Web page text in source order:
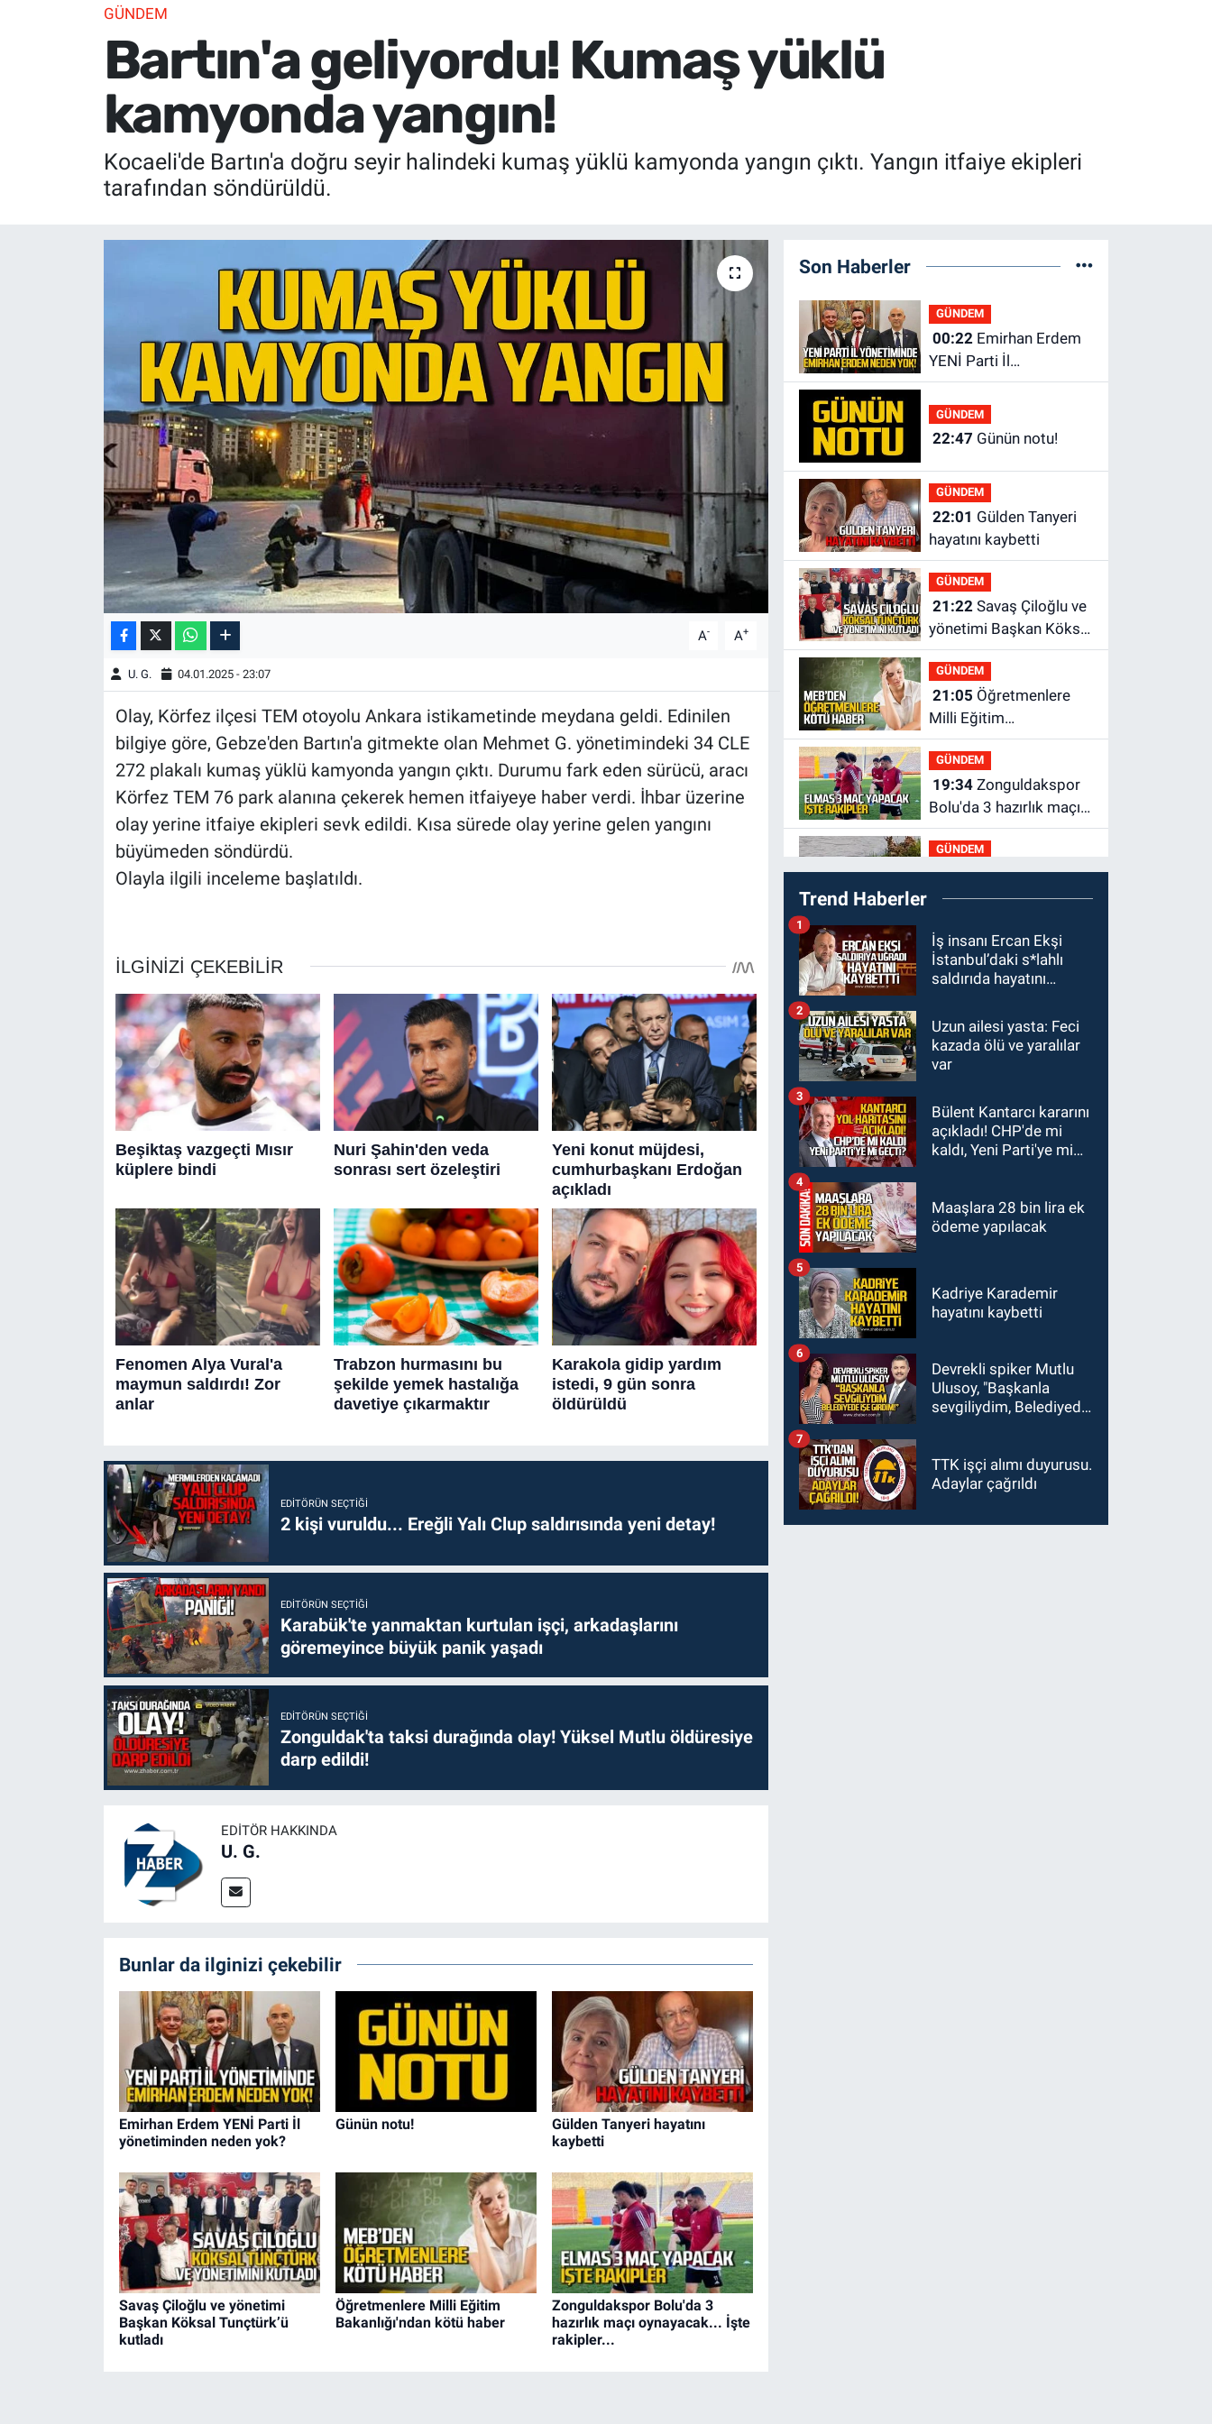
GÜNDEM
Bartın'a geliyordu! Kumaş yüklü
kamyonda yangın!
Kocaeli'de Bartın'a doğru seyir halindeki kumaş yüklü kamyonda yangın çıktı. Yangın itfaiye ekipleri
tarafından söndürüldü.
A- A+
U. G. 04.01.2025 - 23:07
Olay, Körfez ilçesi TEM otoyolu Ankara istikametinde meydana geldi. Edinilen
bilgiye göre, Gebze'den Bartın'a gitmekte olan Mehmet G. yönetimindeki 34 CLE
272 plakalı kumaş yüklü kamyonda yangın çıktı. Durumu fark eden sürücü, aracı
Körfez TEM 76 park alanına çekerek hemen itfaiyeye haber verdi. İhbar üzerine
olay yerine itfaiye ekipleri sevk edildi. Kısa sürede olay yerine gelen yangını
büyümeden söndürdü.
Olayla ilgili inceleme başlatıldı.
EDITÖRÜN SEÇTIĞI
2 kişi vuruldu... Ereğli Yalı Clup saldırısında yeni detay!
EDITÖRÜN SEÇTIĞI
Karabük'te yanmaktan kurtulan işçi, arkadaşlarını
göremeyince büyük panik yaşadı
EDITÖRÜN SEÇTIĞI
Zonguldak'ta taksi durağında olay! Yüksel Mutlu öldüresiye
darp edildi!
EDITÖR HAKKINDA
U. G.
Bunlar da ilginizi çekebilir
Emirhan Erdem YENİ Parti İl
yönetiminden neden yok?
Günün notu!
Gülden Tanyeri hayatını
kaybetti
Savaş Çiloğlu ve yönetimi
Başkan Köksal Tunçtürk’ü
kutladı
Öğretmenlere Milli Eğitim
Bakanlığı'ndan kötü haber
Zonguldakspor Bolu'da 3
hazırlık maçı oynayacak... İşte
rakipler...
Son Haberler
GÜNDEM
00:22Emirhan Erdem
YENİ Parti İl
yönetiminden neden
yok?
GÜNDEM
22:47 Günün notu!
GÜNDEM
22:01
hayatını kaybetti
GÜNDEM
21:22Savaş Çiloğlu ve
yönetimi Başkan Köksal
Tunçtürk’ü kutladı
GÜNDEM
21:05
Milli Eğitim
Bakanlığı'ndan kötü
haber
GÜNDEM
19:34Zonguldakspor
Bolu'da 3 hazırlık maçı
oynayacak... İşte
rakipler...
GÜNDEM
19:27Çaycuma
ırmağında görüldü:
yaşadı
GÜNDEM
19:12TMO kabuklu
fındık alım fiyatlarını
GÜNDEM
18:52Zonguldak'ta
pitbul köpek anne ve
Tedavi altındalar
GÜNDEM
18:44Zonguldak'ta
araç yayaya çarptı: Ağır
altına alındı
Trend Haberler
İş insanı Ercan Ekşi
İstanbul’daki s*lahlı
saldırıda hayatını
1
Uzun ailesi yasta: Feci
kazada ölü ve yaralılar
var
2
Bülent Kantarcı kararını
açıkladı! CHP'de mi
kaldı, Yeni Parti'ye mi
3
Maaşlara 28 bin lira ek
ödeme yapılacak
4
Kadriye Karademir
hayatını kaybetti
5
Devrekli spiker Mutlu
Ulusoy, "Başkanla
sevgiliydim, Belediyede
6
TTK işçi alımı duyurusu.
Adaylar çağrıldı
7